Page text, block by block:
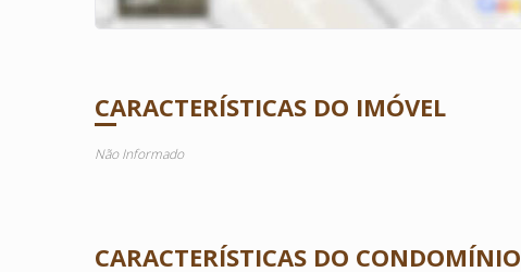
CARACTERÍSTICAS DO IMÓVEL
Não Informado
CARACTERÍSTICAS DO CONDOMÍNIO